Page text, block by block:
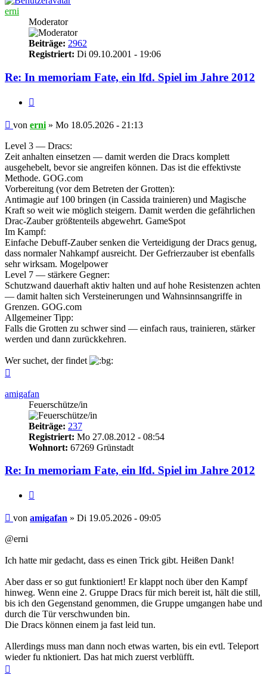
erni
Moderator
Beiträge: 2962
Registriert: Di 09.10.2001 - 19:06
Re: In memoriam Fate, ein lfd. Spiel im Jahre 2012
Beitrag
von erni » Mo 18.05.2026 - 21:13
Level 3 — Dracs:
Zeit anhalten einsetzen — damit werden die Dracs komplett
ausgehebelt, bevor sie angreifen können. Das ist die effektivste
Methode. GOG.com
Vorbereitung (vor dem Betreten der Grotten):
Antimagie auf 100 bringen (in Cassida trainieren) und Magische
Kraft so weit wie möglich steigern. Damit werden die gefährlichen
Drac-Zauber größtenteils abgewehrt. GameSpot
Im Kampf:
Einfache Debuff-Zauber senken die Verteidigung der Dracs genug,
dass normaler Nahkampf ausreicht. Der Gefrierzauber ist ebenfalls
sehr wirksam. Mogelpower
Level 7 — stärkere Gegner:
Schutzwand dauerhaft aktiv halten und auf hohe Resistenzen achten
— damit halten sich Versteinerungen und Wahnsinnsangriffe in
Grenzen. GOG.com
Allgemeiner Tipp:
Falls die Grotten zu schwer sind — einfach raus, trainieren, stärker
werden und dann zurückkehren.
Wer suchet, der findet
amigafan
Feuerschütze/in
Beiträge: 237
Registriert: Mo 27.08.2012 - 08:54
Wohnort: 67269 Grünstadt
Re: In memoriam Fate, ein lfd. Spiel im Jahre 2012
Beitrag
von amigafan » Di 19.05.2026 - 09:05
@erni
Ich hatte mir gedacht, dass es einen Trick gibt. Heißen Dank!
Aber dass er so gut funktioniert! Er klappt noch über den Kampf
hinweg. Wenn eine 2. Gruppe Dracs für mich bereit ist, hält die still,
bis ich den Gegenstand genommen, die Gruppe umgangen habe und
durch die Tür verschwunden bin.
Die Dracs können einem ja fast leid tun.
Allerdings muss man dann noch etwas warten, bis ein evtl. Teleport
wieder fu nktioniert. Das hat mich zuerst verblüfft.